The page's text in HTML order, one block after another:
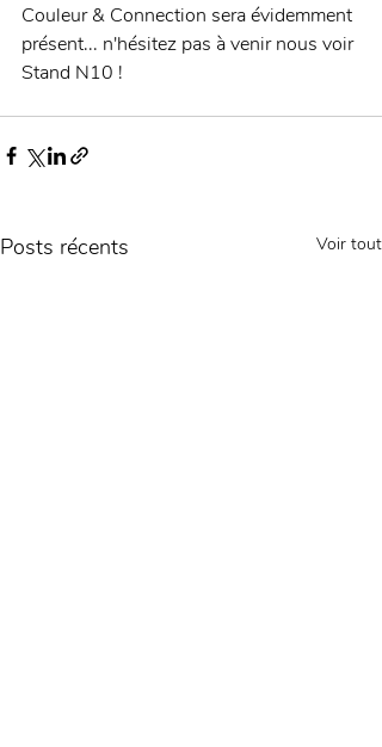
Couleur & Connection sera évidemment
présent... n'hésitez pas à venir nous voir
Stand N10 !
Posts récents Voir tout